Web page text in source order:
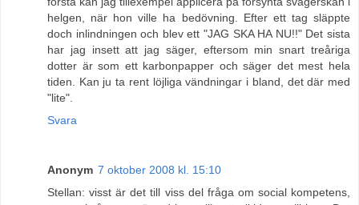
helgen, när hon ville ha bedövning. Efter ett tag släppte
doch inlindningen och blev ett "JAG SKA HA NU!!" Det sista
har jag insett att jag säger, eftersom min snart treåriga
dotter är som ett karbonpapper och säger det mest hela
tiden. Kan ju ta rent löjliga vändningar i bland, det där med
"lite".
Svara
Anonym 7 oktober 2008 kl. 15:10
Stellan: visst är det till viss del fråga om social kompetens,